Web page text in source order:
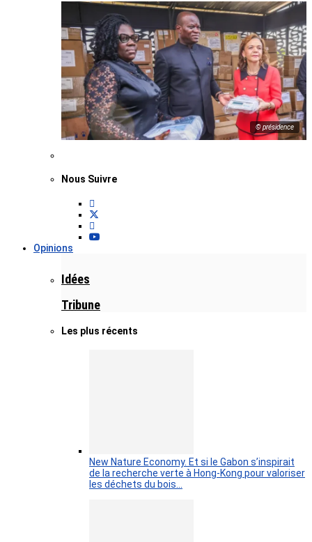
© présidence
Nous Suivre
Opinions
Idées
Tribune
Les plus récents
New Nature Economy. Et si le Gabon s’inspirait
de la recherche verte à Hong-Kong pour valoriser
les déchets du bois…